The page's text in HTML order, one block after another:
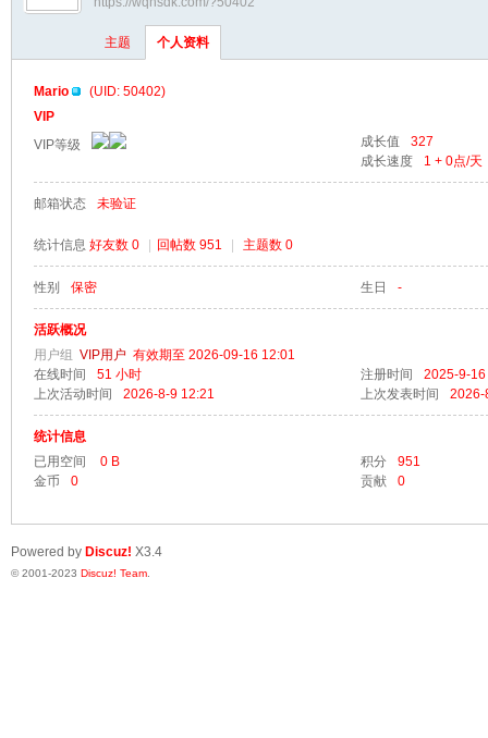
›
主题 个人资料
Mario
(UID: 50402)
VIP
VIP等级
成长值
327
成长速度
1 + 0点/天
邮箱状态 未验证
统计信息 好友数 0 回帖数 951 主题数 0
性别 保密 生日 -
活跃概况
用户组 VIP用户 有效期至 2026-09-16 12:01
在线时间
51 小时 注册时间
2025-9-
上次活动时间
2026-8-9 12:21 上次发表时间 2026-
统计信息
已用空间
0 B 积分
951
金币
0 贡献 0
Powered by Discuz! X3.4
© 2001-2023 Discuz! Team.